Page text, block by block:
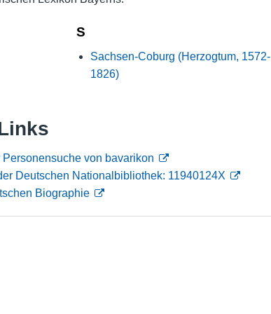
S
Sachsen-Coburg (Herzogtum, 1572-
1826)
von bavarikon
Deutschen Nationalbibliothek: 11940124X
Biographie